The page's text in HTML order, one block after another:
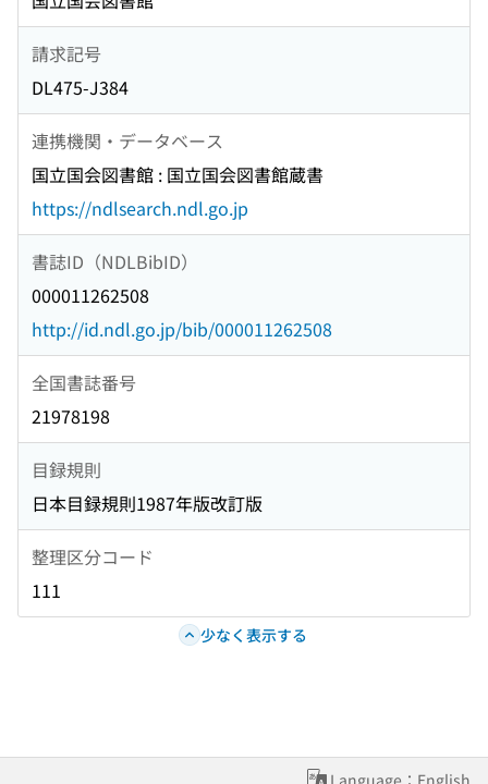
請求記号
DL475-J384
連携機関・データベース
国立国会図書館 : 国立国会図書館蔵書
https://ndlsearch.ndl.go.jp
書誌ID（NDLBibID）
000011262508
http://id.ndl.go.jp/bib/000011262508
全国書誌番号
21978198
目録規則
日本目録規則1987年版改訂版
整理区分コード
111
少なく表示する